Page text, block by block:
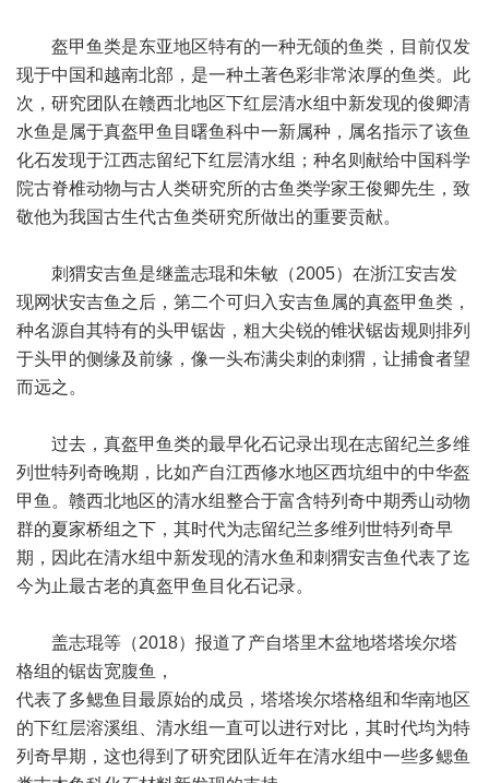
盔甲鱼类是东亚地区特有的一种无颌的鱼类，目前仅发
现于中国和越南北部，是一种土著色彩非常浓厚的鱼类。此
次，研究团队在赣西北地区下红层清水组中新发现的俊卿清
水鱼是属于真盔甲鱼目曙鱼科中一新属种，属名指示了该鱼
化石发现于江西志留纪下红层清水组；种名则献给中国科学
院古脊椎动物与古人类研究所的古鱼类学家王俊卿先生，致
敬他为我国古生代古鱼类研究所做出的重要贡献。
刺猬安吉鱼是继盖志琨和朱敏（2005）在浙江安吉发
现网状安吉鱼之后，第二个可归入安吉鱼属的真盔甲鱼类，
种名源自其特有的头甲锯齿，粗大尖锐的锥状锯齿规则排列
于头甲的侧缘及前缘，像一头布满尖刺的刺猬，让捕食者望
而远之。
过去，真盔甲鱼类的最早化石记录出现在志留纪兰多维
列世特列奇晚期，比如产自江西修水地区西坑组中的中华盔
甲鱼。赣西北地区的清水组整合于富含特列奇中期秀山动物
群的夏家桥组之下，其时代为志留纪兰多维列世特列奇早
期，因此在清水组中新发现的清水鱼和刺猬安吉鱼代表了迄
今为止最古老的真盔甲鱼目化石记录。
盖志琨等（2018）报道了产自塔里木盆地塔塔埃尔塔
格组的锯齿宽腹鱼，
代表了多鳃鱼目最原始的成员，塔塔埃尔塔格组和华南地区
的下红层溶溪组、清水组一直可以进行对比，其时代均为特
列奇早期，这也得到了研究团队近年在清水组中一些多鳃鱼